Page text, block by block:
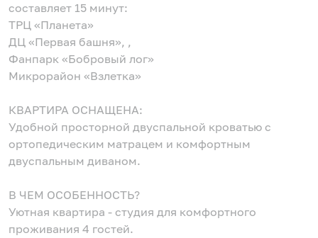
составляет 15 минут:
ТРЦ «Планета»
ДЦ «Первая башня», ,
Фанпарк «Бобровый лог»
Микрорайон «Взлетка»
КВАРТИРА ОСНАЩЕНА:
Удобной просторной двуспальной кроватью с
ортопедическим матрацем и комфортным
двуспальным диваном.
В ЧЕМ ОСОБЕННОСТЬ?
Уютная квартира - студия для комфортного
проживания 4 гостей.